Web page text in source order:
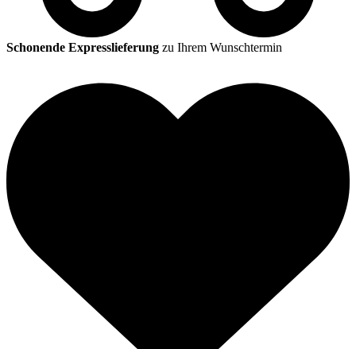
Schonende Expresslieferung zu Ihrem Wunschtermin